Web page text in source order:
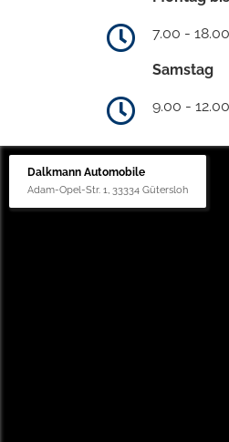
7.00 -
Samstag
9.00 -
Dalkmann Automobile
Adam-Opel-Str. 1, 33334 Gütersloh